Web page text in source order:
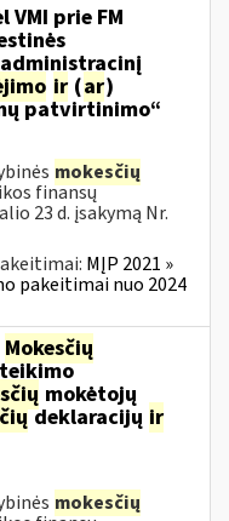
VMI prie FM
ir (ar)
patvirtinimo“
mokesčių
finansų
23 d. įsakymą Nr.
MĮP 2021 »
pakeitimai nuo 2024
Mokesčių
mokėtojų
deklaracijų ir
mokesčių